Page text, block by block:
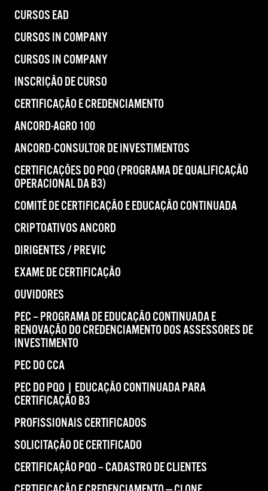
CURSOS EAD
CURSOS IN COMPANY
CURSOS IN COMPANY
INSCRIÇÃO DE CURSO
CERTIFICAÇÃO E CREDENCIAMENTO
ANCORD-AGRO 100
ANCORD-CONSULTOR DE INVESTIMENTOS
CERTIFICAÇÕES DO PQO (PROGRAMA DE QUALIFICAÇÃO
OPERACIONAL DA B3)
COMITÊ DE CERTIFICAÇÃO E EDUCAÇÃO CONTINUADA
CRIPTOATIVOS ANCORD
DIRIGENTES / PREVIC
EXAME DE CERTIFICAÇÃO
OUVIDORES
PEC – PROGRAMA DE EDUCAÇÃO CONTINUADA E
RENOVAÇÃO DO CREDENCIAMENTO DOS ASSESSORES DE
INVESTIMENTO
PEC DO CCA
PEC DO PQO | EDUCAÇÃO CONTINUADA PARA
CERTIFICAÇÃO B3
PROFISSIONAIS CERTIFICADOS
SOLICITAÇÃO DE CERTIFICADO
CERTIFICAÇÃO PQO – CADASTRO DE CLIENTES